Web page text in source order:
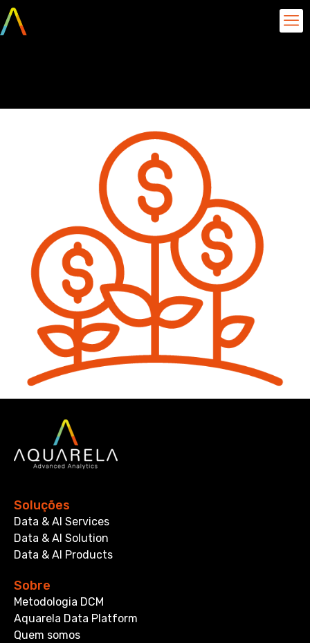
Soluções
Data & AI Services
Data & AI Solution
Data & AI Products
Sobre
Metodologia DCM
Aquarela Data Platform
Quem somos